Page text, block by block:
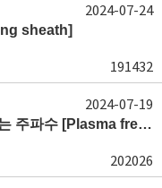
sheath]
191432
2024-07-24
Dielectric Etcher(CCP)에서 사용하는 주파수 [Plasma frequency 및 RF sheath]
202026
2024-07-19